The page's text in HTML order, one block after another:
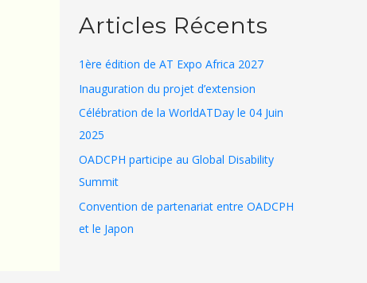
Articles Récents
1ère édition de AT Expo Africa 2027
Inauguration du projet d’extension
Célébration de la WorldATDay le 04 Juin
2025
OADCPH participe au Global Disability
Summit
Convention de partenariat entre OADCPH
et le Japon